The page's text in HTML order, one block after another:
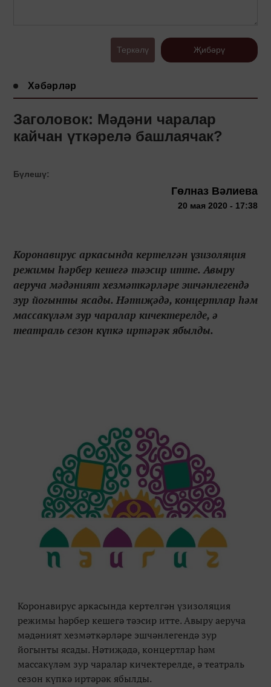
Теркәлү Җибәрү
Хәбәрләр
Заголовок: Мәдәни чаралар
кайчан үткәрелә башлаячак?
Бүлешү:
Гөлназ Вәлиева
20 мая 2020 - 17:38
Коронавирус аркасында кертелгән үзизоляция
режимы һәрбер кешегә тәэсир итте. Авыру
аеруча мәдәният хезмәткәрләре эшчәнлегендә
зур йогынты ясады. Нәтиҗәдә, концертлар һәм
массакүләм зур чаралар кичектерелде, ә
театраль сезон күпкә иртәрәк ябылды.
Коронавирус аркасында кертелгән үзизоляция
режимы һәрбер кешегә тәэсир итте. Авыру аеруча
мәдәният хезмәткәрләре эшчәнлегендә зур
йогынты ясады. Нәтиҗәдә, концертлар һәм
массакүләм зур чаралар кичектерелде, ә театраль
сезон күпкә иртәрәк ябылды.